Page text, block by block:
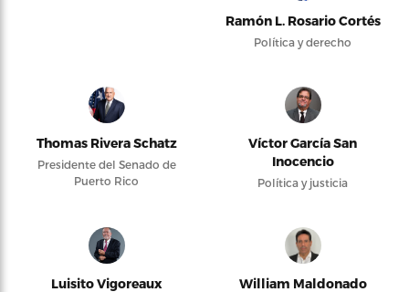
Ramón L. Rosario Cortés
Política y derecho
Thomas Rivera Schatz
Presidente del Senado de
Puerto Rico
Víctor García San
Inocencio
Política y justicia
Luisito Vigoreaux William Maldonado